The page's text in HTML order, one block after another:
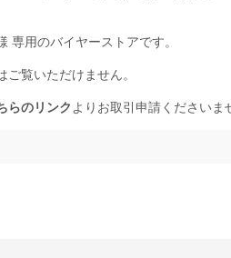
専用のバイヤーストアです。
ご覧いただけません。
らのリンク よりお取引申請くださいま